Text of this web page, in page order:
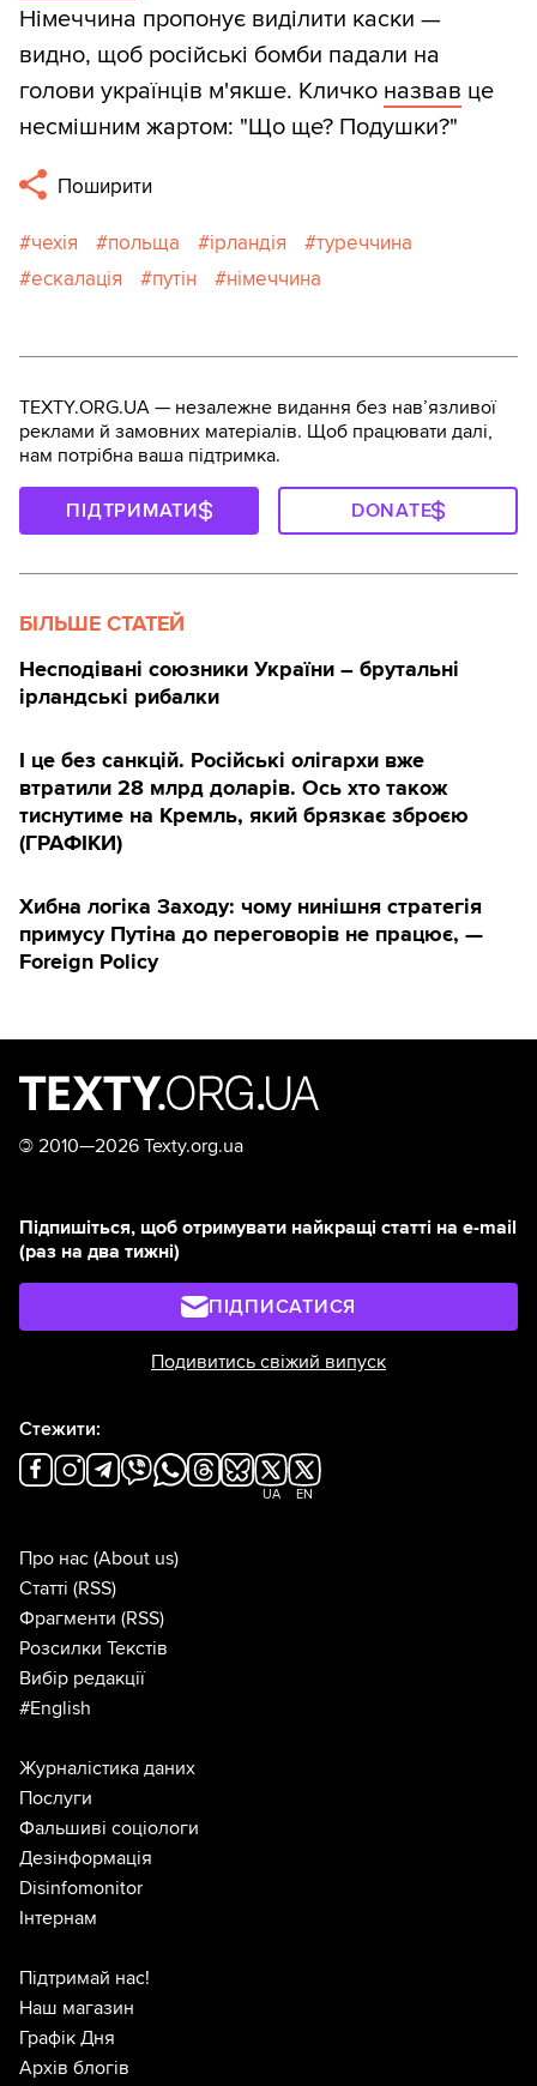
Німеччина пропонує виділити каски —
видно, щоб російські бомби падали на
голови українців м'якше. Кличко назвав це
несмішним жартом: "Що ще? Подушки?"
Поширити
чехія польща ірландія
туреччина
ескалація
путін німеччина
TEXTY.ORG.UA — незалежне видання без навʼязливої
реклами й замовних матеріалів. Щоб працювати далі,
нам потрібна ваша підтримка.
ПІДТРИМАТИ DONATE
БІЛЬШЕ СТАТЕЙ
Несподівані союзники України – брутальні
ірландські рибалки
І це без санкцій. Російські олігархи вже
втратили 28 млрд доларів. Ось хто також
тиснутиме на Кремль, який брязкає зброєю
(ГРАФІКИ)
Хибна логіка Заходу: чому нинішня стратегія
примусу Путіна до переговорів не працює, —
Foreign Policy
© 2010—2026 Texty.org.ua
Підпишіться, щоб отримувати найкращі статті на e-mail
(раз на два тижні)
ПІДПИСАТИСЯ
Подивитись свіжий випуск
Стежити:
UA EN
Про нас (About us)
Статті (RSS)
Фрагменти (RSS)
Розсилки Текстів
Вибір редакції
#English
Журналістика даних
Послуги
Фальшиві соціологи
Дезінформація
Disinfomonitor
Інтернам
Підтримай нас!
Наш магазин
Графік Дня
Архів блогів